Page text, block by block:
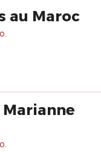
au Maroc
Marianne